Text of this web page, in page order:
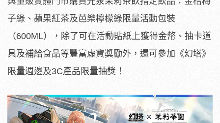
子綠、蘋果紅茶及芭樂檸檬綠限量活動包裝
（600ML），除了可在活動貼紙上獲得金幣、抽卡道
具及補給食品等豐富虛寶獎勵外，還可參加《幻塔》
限量週邊及3C產品限量抽獎！